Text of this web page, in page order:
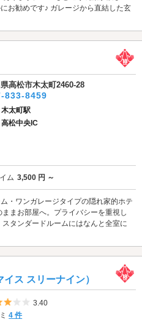
お勧めです♪ ガレージから直結した玄
高松市木太町2460-28
833-8459
木太町駅
高松中央IC
ム 3,500 円 ～
・ワンガレージタイプの隠れ家的ホテ
まお部屋へ。プライバシーを重視し
タンダードルームにはなんと全室に
ス スリーナイン）
5つ星のうち3
3.40
4 件